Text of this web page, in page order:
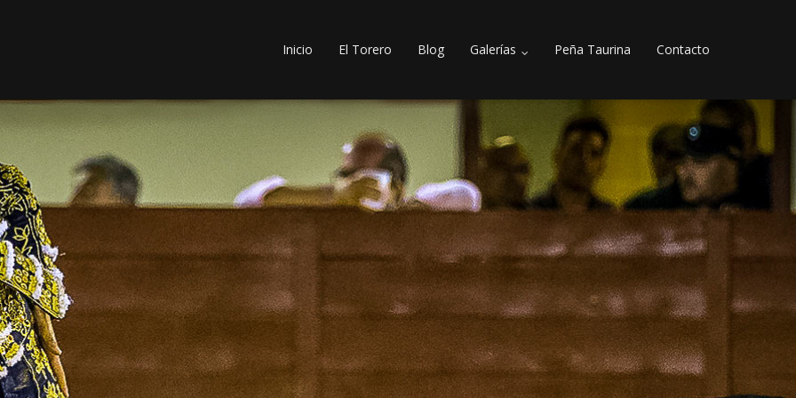
Inicio El Torero Blog Galerías Peña Taurina Contacto